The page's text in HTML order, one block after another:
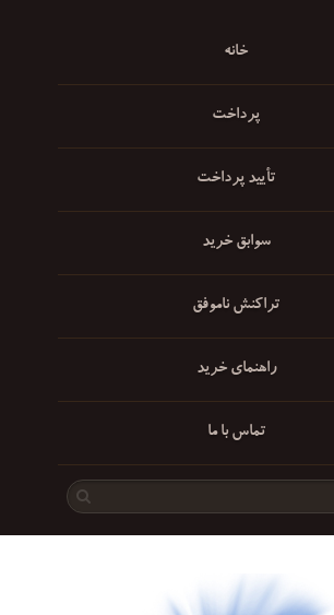
خانه
پرداخت
تأیید پرداخت
سوابق خرید
تراکنش ناموفق
راهنمای خرید
تماس با ما